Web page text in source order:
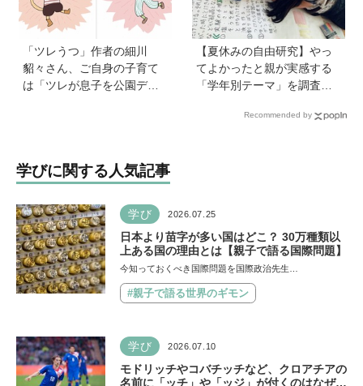
「ツレうつ」作者の細川
貂々さん、ご自身の子育て
は「ツレが息子を公園デビ
い出のストーリー
【夏休みの自由研究】やっ
てよかったと親が実感する
「学年別テーマ」を調査！
敗談、親のサポートも≪Hu
Recommended by
学びに関する人気記事
学び 2026.07.25
日本より苗字が多い国はどこ？ 30万種類以
上ある国の理由とは【親子で語る国際問題】
今知っておくべき国際問題を国際政治先生…
#親子で語る世界のギモン
学び 2026.07.10
モドリッチやコバチッチなど、クロアチアの
名前に「ッチ」や「ッジ」が付くのはなぜ？